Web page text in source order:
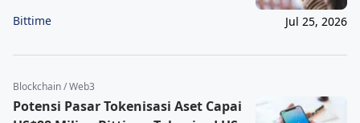
Bittime Jul 25, 2026
Blockchain / Web3
Potensi Pasar Tokenisasi Aset Capai